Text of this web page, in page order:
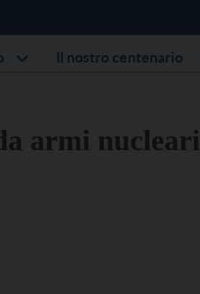
Il nostro centenario
armi nucleari